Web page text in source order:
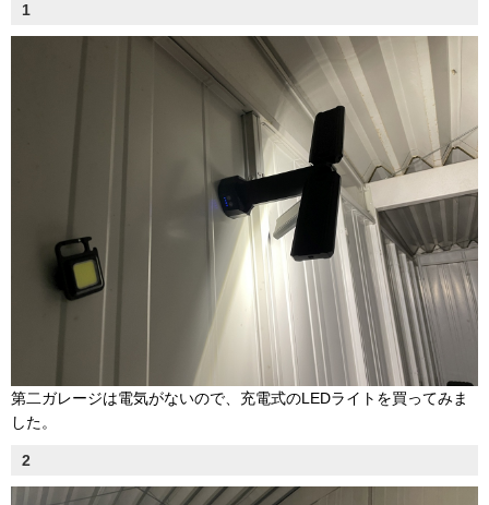
1
第二ガレージは電気がないので、充電式のLEDライトを買ってみま
した。
2